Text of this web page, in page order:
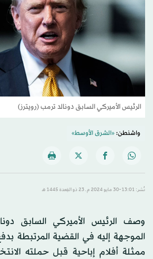
الرئيس الأميركي السابق دونالد ترمب (رويترز)
واشنطن:«الشرق الأوسط»
نُشر: 13:01-30 مايو 2024 م ـ 23 ذو القِعدة 1445 هـ
وصف الرئيس الأميركي السابق
الموجهة إليه في القضية المرتبطة